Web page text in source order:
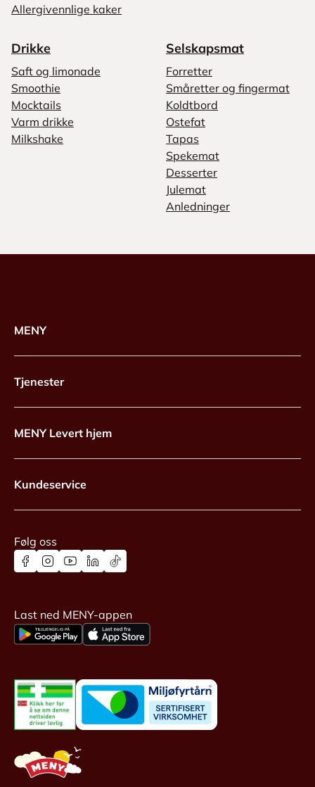
Allergivennlige kaker
Drikke
Saft og limonade
Smoothie
Mocktails
Varm drikke
Milkshake
Selskapsmat
Forretter
Småretter og fingermat
Koldtbord
Ostefat
Tapas
Spekemat
Desserter
Julemat
Anledninger
MENY
Tjenester
MENY Levert hjem
Kundeservice
Følg oss
Last ned MENY-appen